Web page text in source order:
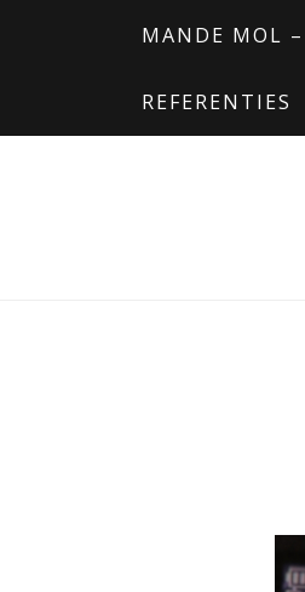
MANDE MOL
REFERENTIES